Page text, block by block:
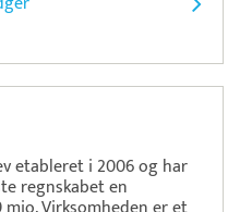
etableret i 2006 og har
regnskabet en